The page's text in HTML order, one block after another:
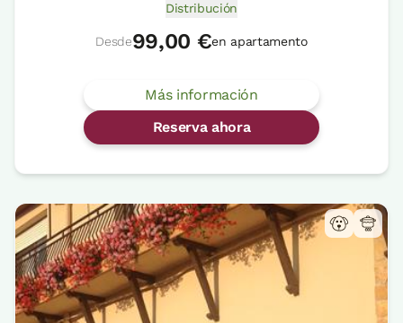
Distribución
Desde99,00 €en apartamento
Más información
Reserva ahora